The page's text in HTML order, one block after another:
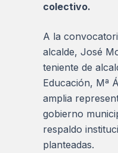
colectivo.
A la
alcalde, José
teniente de
Educación, Mª
amplia
gobierno
respaldo
planteadas.